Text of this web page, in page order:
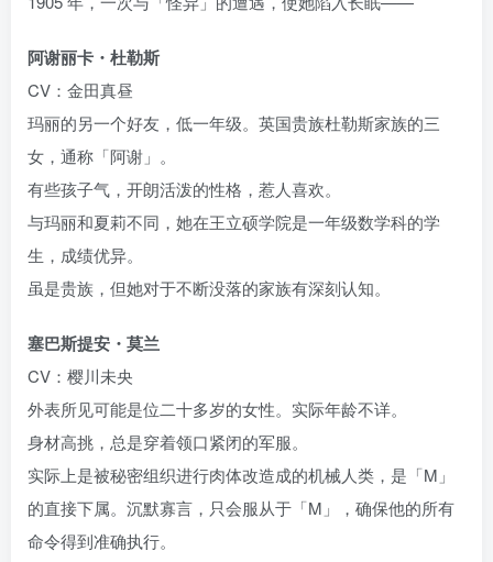
阿谢丽卡・杜勒斯
CV：金田真昼
玛丽的另一个好友，低一年级。英国贵族杜勒斯家族的三
女，通称「阿谢」。
有些孩子气，开朗活泼的性格，惹人喜欢。
与玛丽和夏莉不同，她在王立硕学院是一年级数学科的学
生，成绩优异。
虽是贵族，但她对于不断没落的家族有深刻认知。
塞巴斯提安・莫兰
CV：樱川未央
外表所见可能是位二十多岁的女性。实际年龄不详。
身材高挑，总是穿着领口紧闭的军服。
实际上是被秘密组织进行肉体改造成的机械人类，是「M」
的直接下属。沉默寡言，只会服从于「M」，确保他的所有
命令得到准确执行。